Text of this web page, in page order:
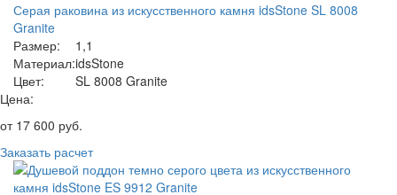
Серая раковина из искусственного камня idsStone SL 8008
Granite
Размер:
1,1
Материал:idsStone
Цвет:
SL 8008 Granite
Цена:
от 17 600 руб.
Заказать расчет